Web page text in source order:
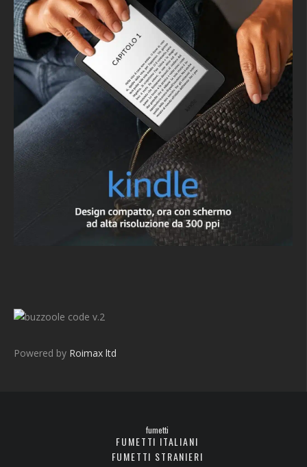
v.2
Powered by Roimax ltd
fumetti
FUMETTI ITALIANI
FUMETTI STRANIERI